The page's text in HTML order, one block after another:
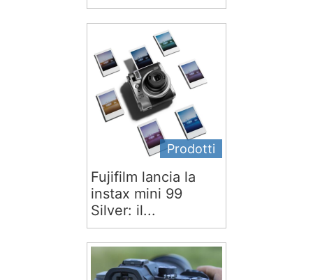
Prodotti
Fujifilm lancia la
instax mini 99
Silver: il...